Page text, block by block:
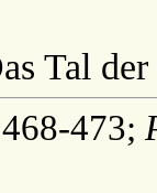
Tal
473;